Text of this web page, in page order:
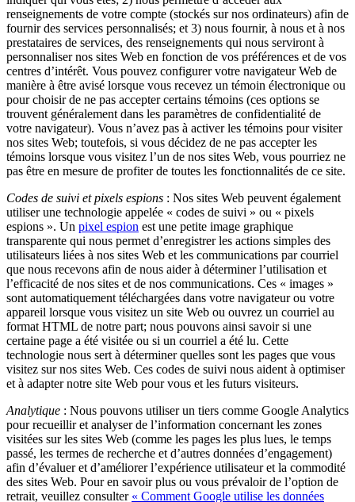
renseignements de votre compte (stockés sur nos ordinateurs) afin de
fournir des services personnalisés; et 3) nous fournir, à nous et à nos
prestataires de services, des renseignements qui nous serviront à
personnaliser nos sites Web en fonction de vos préférences et de vos
centres d’intérêt. Vous pouvez configurer votre navigateur Web de
manière à être avisé lorsque vous recevez un témoin électronique ou
pour choisir de ne pas accepter certains témoins (ces options se
trouvent généralement dans les paramètres de confidentialité de
votre navigateur). Vous n’avez pas à activer les témoins pour visiter
nos sites Web; toutefois, si vous décidez de ne pas accepter les
témoins lorsque vous visitez l’un de nos sites Web, vous pourriez ne
pas être en mesure de profiter de toutes les fonctionnalités de ce site.
Codes de suivi et pixels espions : Nos sites Web peuvent également
utiliser une technologie appelée « codes de suivi » ou « pixels
espions ». Un pixel espion est une petite image graphique
transparente qui nous permet d’enregistrer les actions simples des
utilisateurs liées à nos sites Web et les communications par courriel
que nous recevons afin de nous aider à déterminer l’utilisation et
l’efficacité de nos sites et de nos communications. Ces « images »
sont automatiquement téléchargées dans votre navigateur ou votre
appareil lorsque vous visitez un site Web ou ouvrez un courriel au
format HTML de notre part; nous pouvons ainsi savoir si une
certaine page a été visitée ou si un courriel a été lu. Cette
technologie nous sert à déterminer quelles sont les pages que vous
visitez sur nos sites Web. Ces codes de suivi nous aident à optimiser
et à adapter notre site Web pour vous et les futurs visiteurs.
Analytique : Nous pouvons utiliser un tiers comme Google Analytics
pour recueillir et analyser de l’information concernant les zones
visitées sur les sites Web (comme les pages les plus lues, le temps
passé, les termes de recherche et d’autres données d’engagement)
afin d’évaluer et d’améliorer l’expérience utilisateur et la commodité
des sites Web. Pour en savoir plus ou vous prévaloir de l’option de
retrait, veuillez consulter « Comment Google utilise les données